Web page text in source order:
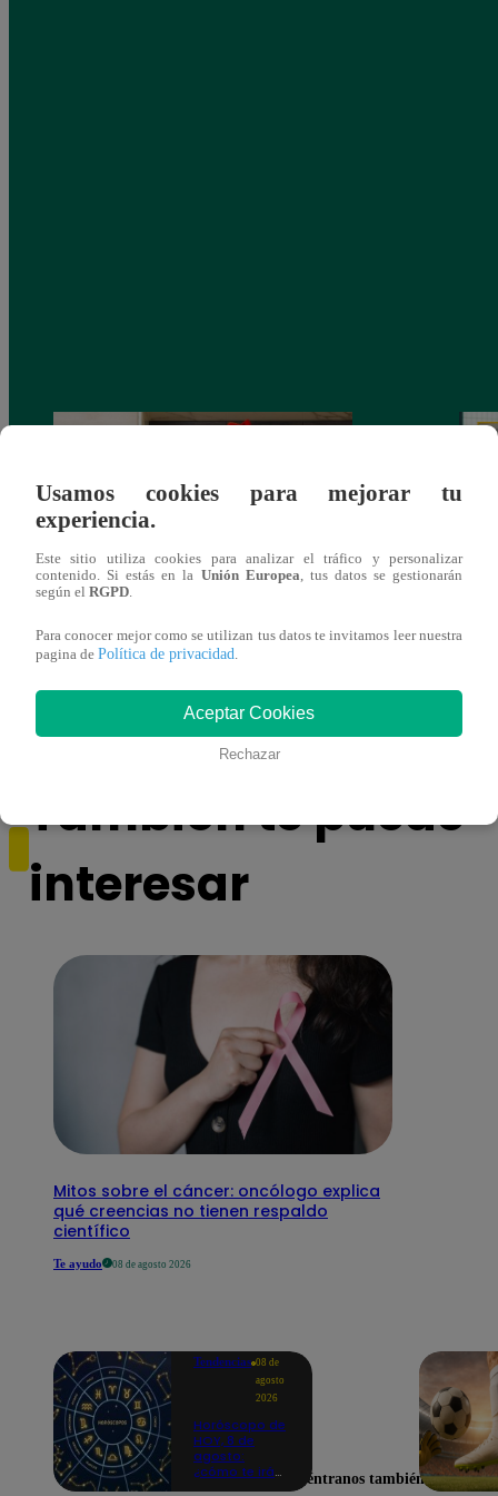
antes de Navidad?
También te puede
interesar
Mitos sobre el cáncer: oncólogo explica
qué creencias no tienen respaldo
científico
Te ayudo 08 de agosto 2026
Tendencias 08 de
agosto
2026
Horóscopo de
HOY, 8 de
agosto:
¿cómo te irá
Usamos cookies para mejorar tu
experiencia.
Este sitio utiliza cookies para analizar el tráfico y personalizar
contenido. Si estás en la Unión Europea, tus datos se gestionarán
según el RGPD.
Para conocer mejor como se utilizan tus datos te invitamos leer nuestra
pagina de Política de privacidad.
Aceptar Cookies
Rechazar
Encuéntranos también en